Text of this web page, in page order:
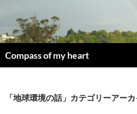
ン
ツ
へ
Compass of my heart
索
「地球環境の話」カテゴリーアー